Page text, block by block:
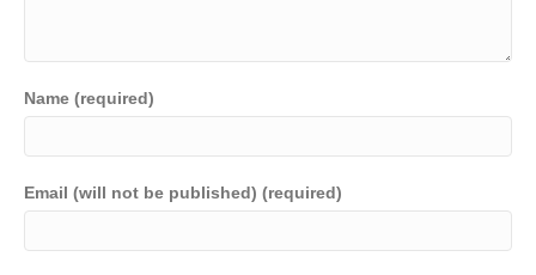
Name (required)
Email (will not be published) (required)